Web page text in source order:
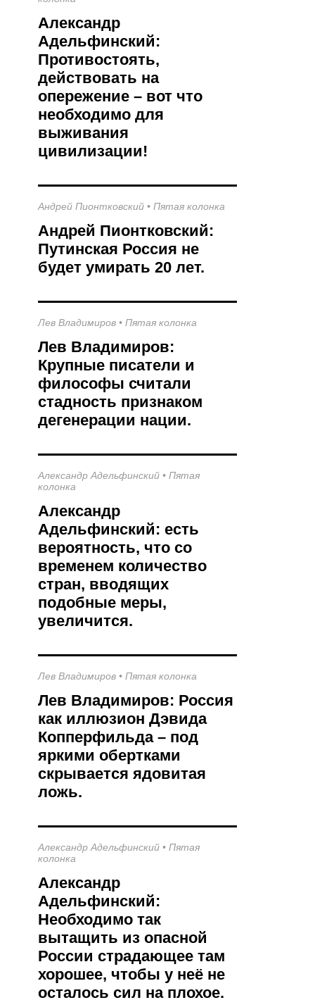
Александр
Адельфинский:
Противостоять,
действовать на
опережение – вот что
необходимо для
выживания
цивилизации!
Андрей Пионтковский • Пятая колонка
Андрей Пионтковский:
Путинская Россия не
будет умирать 20 лет.
Лев Владимиров • Пятая колонка
Лев Владимиров:
Крупные писатели и
философы считали
стадность признаком
дегенерации нации.
Александр Адельфинский • Пятая
колонка
Александр
Адельфинский: есть
вероятность, что со
временем количество
стран, вводящих
подобные меры,
увеличится.
Лев Владимиров • Пятая колонка
Лев Владимиров: Россия
как иллюзион Дэвида
Копперфильда – под
яркими обертками
скрывается ядовитая
ложь.
Александр Адельфинский • Пятая
колонка
Александр
Адельфинский:
Необходимо так
вытащить из опасной
России страдающее там
хорошее, чтобы у неё не
осталось сил на плохое.